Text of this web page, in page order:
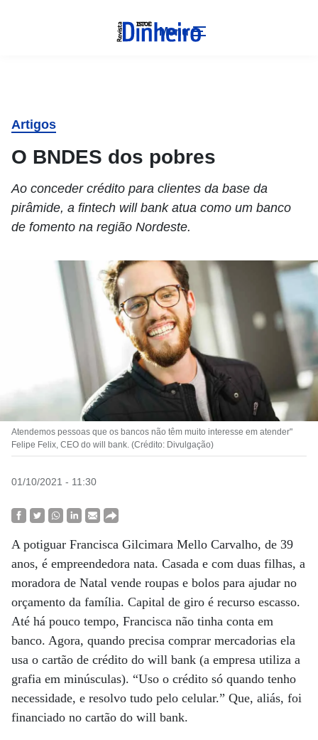
Menu
Artigos
O BNDES dos pobres
Ao conceder crédito para clientes da base da
pirâmide, a fintech will bank atua como um banco
de fomento na região Nordeste.
Atendemos pessoas que os bancos não têm muito interesse em atender"
Felipe Felix, CEO do will bank. (Crédito: Divulgação)
01/10/2021 - 11:30
A potiguar Francisca Gilcimara Mello Carvalho, de 39
anos, é empreendedora nata. Casada e com duas filhas, a
moradora de Natal vende roupas e bolos para ajudar no
orçamento da família. Capital de giro é recurso escasso.
Até há pouco tempo, Francisca não tinha conta em
banco. Agora, quando precisa comprar mercadorias ela
usa o cartão de crédito do will bank (a empresa utiliza a
grafia em minúsculas). “Uso o crédito só quando tenho
necessidade, e resolvo tudo pelo celular.” Que, aliás, foi
financiado no cartão do will bank.